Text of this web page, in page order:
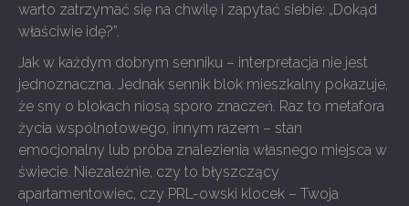
warto zatrzymać się na chwilę i zapytać siebie: „Dokąd
właściwie idę?”.
Jak w każdym dobrym senniku – interpretacja nie jest
jednoznaczna. Jednak sennik blok mieszkalny pokazuje,
że sny o blokach niosą sporo znaczeń. Raz to metafora
życia wspólnotowego, innym razem – stan
emocjonalny lub próba znalezienia własnego miejsca w
świecie. Niezależnie, czy to błyszczący
apartamentowiec, czy PRL-owski klocek – Twoja